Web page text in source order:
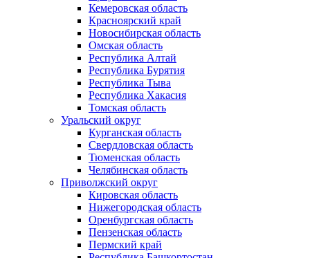
Кемеровская область
Красноярский край
Новосибирская область
Омская область
Республика Алтай
Республика Бурятия
Республика Тыва
Республика Хакасия
Томская область
Уральский округ
Курганская область
Свердловская область
Тюменская область
Челябинская область
Приволжский округ
Кировская область
Нижегородская область
Оренбургская область
Пензенская область
Пермский край